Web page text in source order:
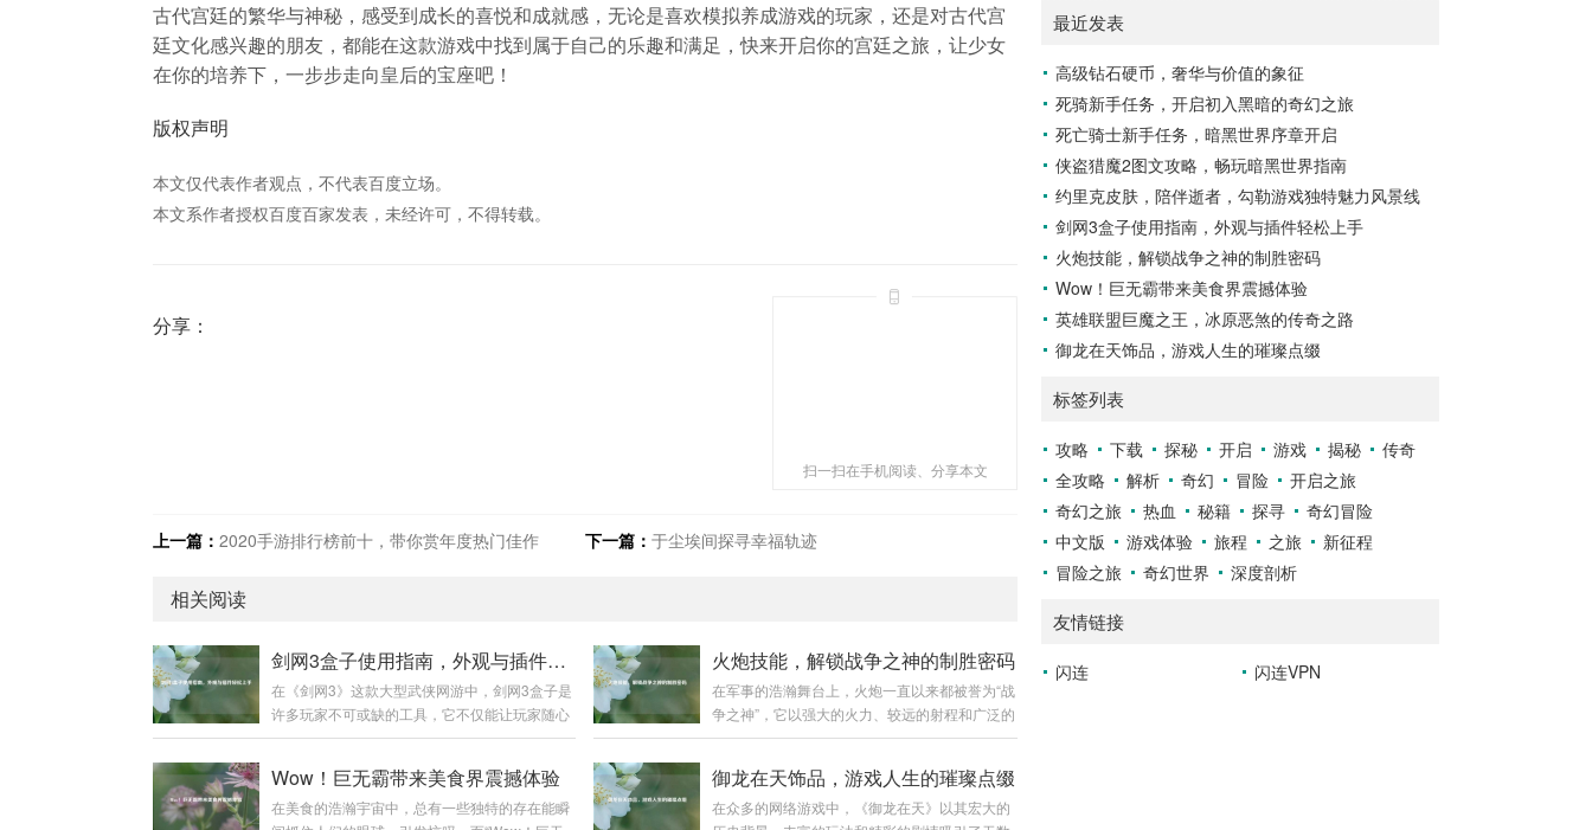
古代宫廷的繁华与神秘，感受到成长的喜悦和成就感，无论是喜欢模拟养成游戏的玩家，还是对古代宫
廷文化感兴趣的朋友，都能在这款游戏中找到属于自己的乐趣和满足，快来开启你的宫廷之旅，让少女
在你的培养下，一步步走向皇后的宝座吧！
版权声明
本文仅代表作者观点，不代表百度立场。
本文系作者授权百度百家发表，未经许可，不得转载。
分享：
扫一扫在手机阅读、分享本文
上一篇： 2020手游排行榜前十，带你赏年度热门佳作 下一篇： 于尘埃间探寻幸福轨迹
相关阅读
剑网3盒子使用指南，外观与插件轻松上手
在《剑网3》这款大型武侠网游中，剑网3盒子是
许多玩家不可或缺的工具，它不仅能让玩家随心
更换角色外观，还能提供各种实用插件，极大地
的使用方法。 下载与安装 你需要前往剑网3盒子
的官方网站，在搜索引擎中输入“剑网3盒子”，认
火炮技能，解锁战争之神的制胜密码
在军事的浩瀚舞台上，火炮一直以来都被誉为“战
争之神”，它以强大的火力、较远的射程和广泛的
打击范围，在战场上发挥着举足轻重的作用，而
的制胜密码。 火炮技能涵盖了多个方面，从最基
础的操作技能到复杂的战术运用,每一个环节都决
Wow！巨无霸带来美食界震撼体验
在美食的浩瀚宇宙中，总有一些独特的存在能瞬
御龙在天饰品，游戏人生的璀璨点缀
在众多的网络游戏中，《御龙在天》以其宏大的
树木种类繁多，高大的乔木遮天蔽日，阳光
只能透过枝叶的缝隙...
心技能，棒球比赛中，投手投出的球速度、
轨迹各不相同，有快速直球、变化莫测的曲
线球，还有刁钻的滑球，击球手需要在极短
的时间内，准确判断球的速度、方向和落
击球手具备出色的视力和反应能力,更需要大
量的训练来培养对球...
最近发表
高级钻石硬币，奢华与价值的象征
死骑新手任务，开启初入黑暗的奇幻之旅
死亡骑士新手任务，暗黑世界序章开启
侠盗猎魔2图文攻略，畅玩暗黑世界指南
约里克皮肤，陪伴逝者，勾勒游戏独特魅力风景线
剑网3盒子使用指南，外观与插件轻松上手
火炮技能，解锁战争之神的制胜密码
Wow！巨无霸带来美食界震撼体验
英雄联盟巨魔之王，冰原恶煞的传奇之路
御龙在天饰品，游戏人生的璀璨点缀
标签列表
攻略 下载 探秘 开启 游戏 揭秘
传奇
全攻略
解析 奇幻 冒险
开启之旅
奇幻之旅
热血 秘籍 探寻
奇幻冒险
中文版
游戏体验 旅程 之旅
新征程
冒险之旅
奇幻世界 深度剖析
友情链接
闪连 闪连VPN